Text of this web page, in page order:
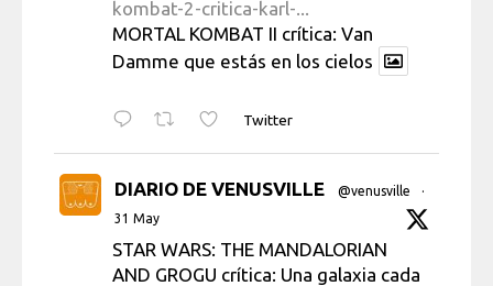
kombat-2-critica-karl-...
MORTAL KOMBAT II crítica: Van
Damme que estás en los cielos
Twitter
DIARIO DE VENUSVILLE @venusville
·
31 May
STAR WARS: THE MANDALORIAN
AND GROGU crítica: Una galaxia cada